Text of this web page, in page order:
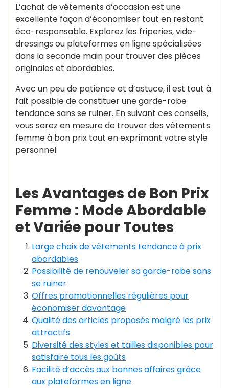
L’achat de vêtements d’occasion est une
excellente façon d’économiser tout en restant
éco-responsable. Explorez les friperies, vide-
dressings ou plateformes en ligne spécialisées
dans la seconde main pour trouver des pièces
originales et abordables.
Avec un peu de patience et d’astuce, il est tout à
fait possible de constituer une garde-robe
tendance sans se ruiner. En suivant ces conseils,
vous serez en mesure de trouver des vêtements
femme à bon prix tout en exprimant votre style
personnel.
Les Avantages de Bon Prix
Femme : Mode Abordable
et Variée pour Toutes
Large choix de vêtements tendance à prix
abordables
Possibilité de renouveler sa garde-robe sans
se ruiner
Offres promotionnelles régulières pour
économiser davantage
Qualité des articles proposés malgré les prix
attractifs
Diversité des styles et tailles disponibles pour
satisfaire tous les goûts
Facilité d’accès aux bonnes affaires grâce
aux plateformes en ligne